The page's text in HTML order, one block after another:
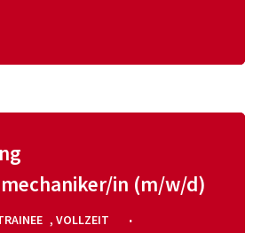
in (m/w/d)
, VOLLZEIT ·